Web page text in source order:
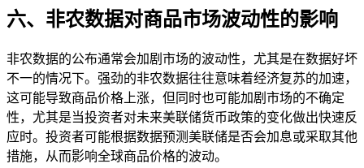
六、非农数据对商品市场波动性的影响
非农数据的公布通常会加剧市场的波动性，尤其是在数据好坏
不一的情况下。强劲的非农数据往往意味着经济复苏的加速，
这可能导致商品价格上涨，但同时也可能加剧市场的不确定
性，尤其是当投资者对未来美联储货币政策的变化做出快速反
应时。投资者可能根据数据预测美联储是否会加息或采取其他
措施，从而影响全球商品价格的波动。